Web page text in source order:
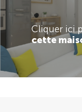
Cliquer ici
cette